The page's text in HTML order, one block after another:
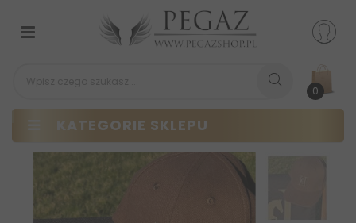
0
KATEGORIE SKLEPU
Przełącz
nawigacji